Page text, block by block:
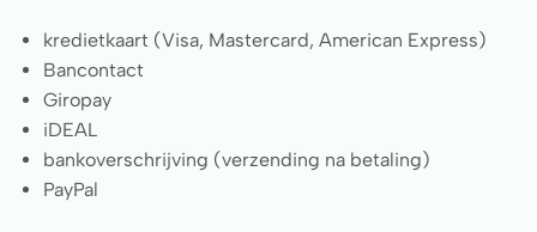
kredietkaart (Visa, Mastercard, American Express)
Bancontact
Giropay
iDEAL
bankoverschrijving (verzending na betaling)
PayPal